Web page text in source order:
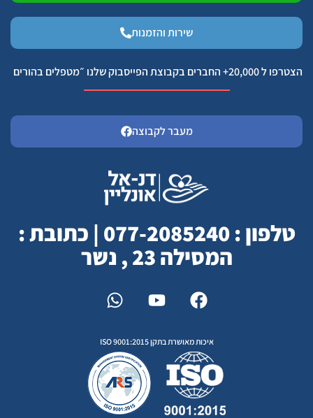
שירות והזמנות
הצטרפו ל 20,000+ החברים בקבוצת הפייסבוק שלנו ״מטפלים בהורים
מעבר לקבוצה
טלפון : 077-2085240 | כתובת :
המסילה 23 , נשר
איכות מאושרת בתקן ISO 9001:2015